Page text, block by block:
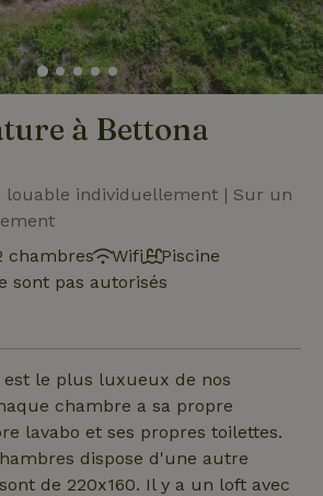
fait de
plus
à Bettona
louable individuellement | Sur un
chambres Wifi
Piscine
sont pas autorisés
le plus luxueux de nos
chambre a sa propre
lavabo et ses propres toilettes.
dispose d'une autre
de 220x160. Il y a un loft avec